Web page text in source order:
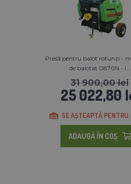
Presă pentru balot rotunzi -
de balotat 0870N - î...
31 900,00 lei
25 022,80
SE AȘTEAPTĂ
ADAUGĂ ÎN COŞ